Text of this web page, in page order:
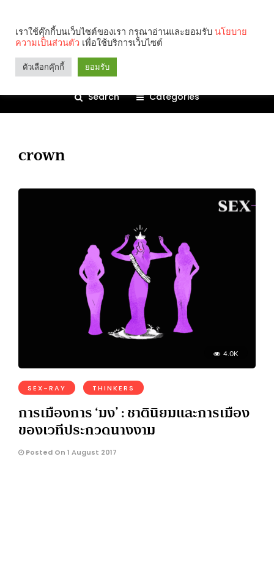
Search Categories
crown
4.0K
SEX-RAY THINKERS
การเมืองการ ‘มง’ : ชาตินิยมและการเมือง
ของเวทีประกวดนางงาม
Posted On 1 August 2017
เราใช้คุ๊กกี้บนเว็บไซต์ของเรา กรุณาอ่านและยอมรับ นโยบาย
ความเป็นส่วนตัว เพื่อใช้บริการเว็บไซต์
ตัวเลือกคุ๊กกี้ ยอมรับ